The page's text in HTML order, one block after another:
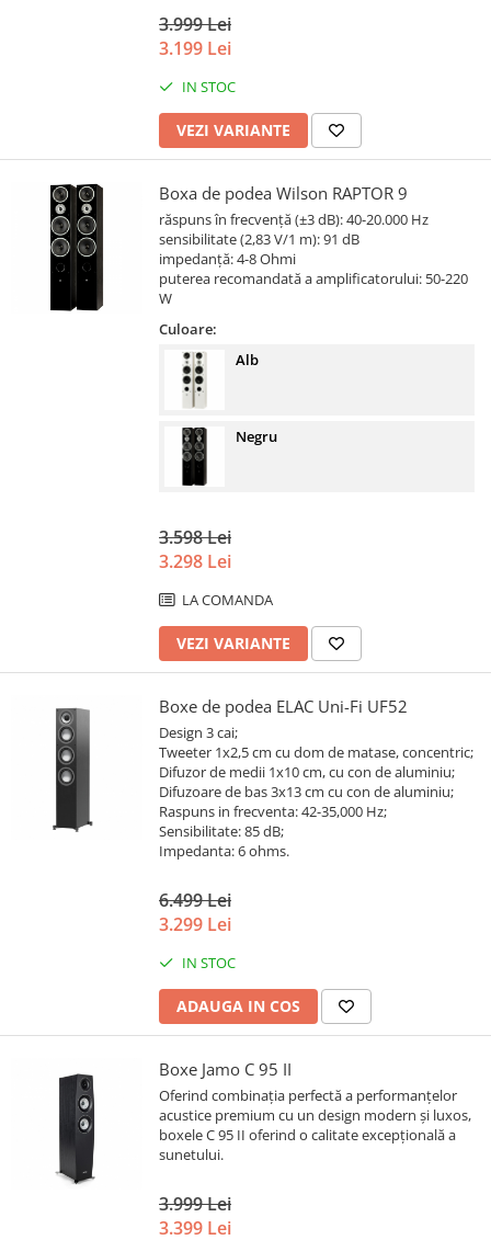
3.999 Lei
3.199 Lei
IN STOC
VEZI VARIANTE
Boxa de podea Wilson RAPTOR 9
răspuns în frecvență (±3 dB): 40-20.000 Hz
sensibilitate (2,83 V/1 m): 91 dB
impedanță: 4-8 Ohmi
puterea recomandată a amplificatorului: 50-220
W
Culoare:
Alb
Negru
3.598 Lei
3.298 Lei
LA COMANDA
VEZI VARIANTE
Boxe de podea ELAC Uni-Fi UF52
Design 3 cai;
Tweeter 1x2,5 cm cu dom de matase, concentric;
Difuzor de medii 1x10 cm, cu con de aluminiu;
Difuzoare de bas 3x13 cm cu con de aluminiu;
Raspuns in frecventa: 42-35,000 Hz;
Sensibilitate: 85 dB;
Impedanta: 6 ohms.
6.499 Lei
3.299 Lei
IN STOC
ADAUGA IN COS
Boxe Jamo C 95 II
Oferind combinația perfectă a performanțelor
acustice premium cu un design modern și luxos,
boxele C 95 II oferind o calitate excepțională a
sunetului.
3.999 Lei
3.399 Lei